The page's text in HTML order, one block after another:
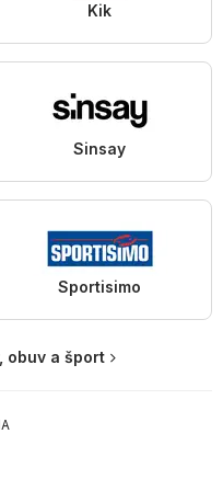
Kik
Sinsay
Sportisimo
obuv a šport